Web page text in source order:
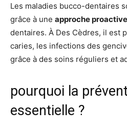
Les maladies bucco-dentaires
grâce à une approche proactive
dentaires. À Des Cèdres, il est
caries, les infections des
grâce à des soins réguliers et
pourquoi la
essentielle ?